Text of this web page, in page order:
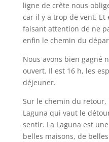
ligne de crête nous
car il y a trop de vent. Et
faisant attention de ne
enfin le chemin du
Nous avons bien gagné
ouvert. Il est 16 h, les
déjeuner.
Sur le chemin du retour,
Laguna qui vaut le
sentir. La Laguna est
belles maisons, de